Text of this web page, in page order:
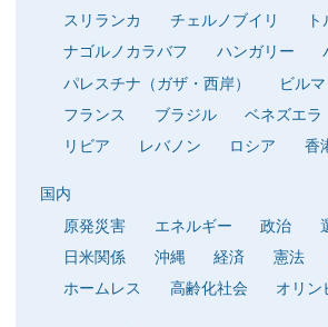
スリランカ チェルノブイリ
ナゴルノカラバフ
ハンガリー
パレスチナ（ガザ・西岸）
ビル
フランス
ブラジル ベネズエラ
リビア
レバノン ロシア 香
国内
原発災害
エネルギー 政治
日米関係
沖縄 経済 憲法
ホームレス
高齢化社会 オリン